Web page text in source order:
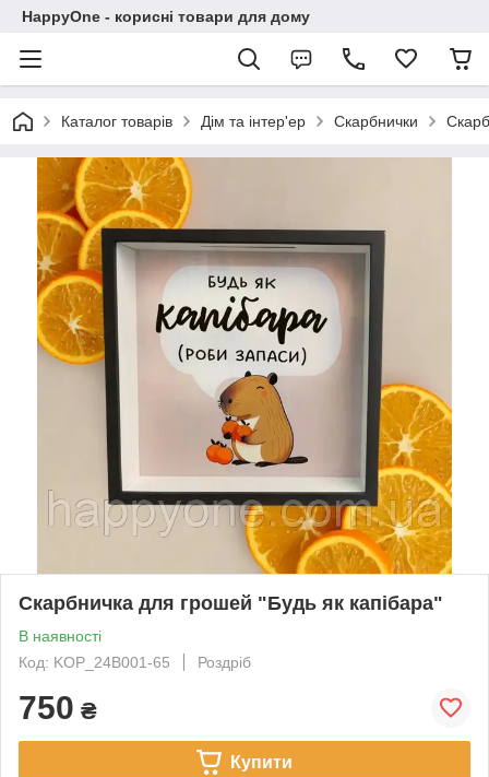
HappyOne - корисні товари для дому
Каталог товарів Дім та інтер'ер Скарбнички
Скарбничка для грошей "Будь як капібара"
В наявності
Код: KOP_24B001-65
Роздріб
750 ₴
Купити